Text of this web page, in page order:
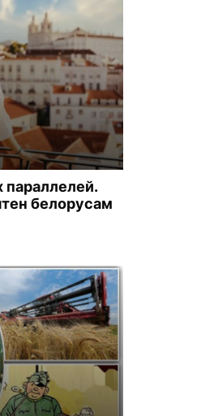
параллелей.
белорусам